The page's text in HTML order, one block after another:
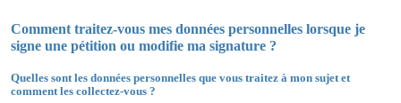
Comment traitez-vous mes données personnelles lorsque je
signe une pétition ou modifie ma signature ?
Quelles sont les données personnelles que vous traitez à mon sujet et
comment les collectez-vous ?